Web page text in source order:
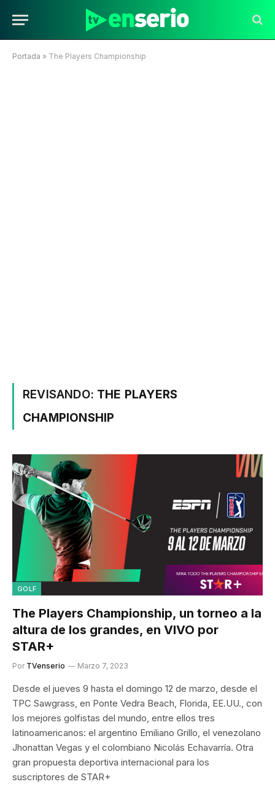
Portada » The Players Championship
REVISANDO: THE PLAYERS
CHAMPIONSHIP
GOLF
The Players Championship, un torneo a la
altura de los grandes, en VIVO por
STAR+
Por TVenserio Marzo 7, 2023
Desde el jueves 9 hasta el domingo 12 de marzo, desde el
TPC Sawgrass, en Ponte Vedra Beach, Florida, EE.UU., con
los mejores golfistas del mundo, entre ellos tres
latinoamericanos: el argentino Emiliano Grillo, el venezolano
Jhonattan Vegas y el colombiano Nicolás Echavarría. Otra
gran propuesta deportiva internacional para los
suscriptores de STAR+